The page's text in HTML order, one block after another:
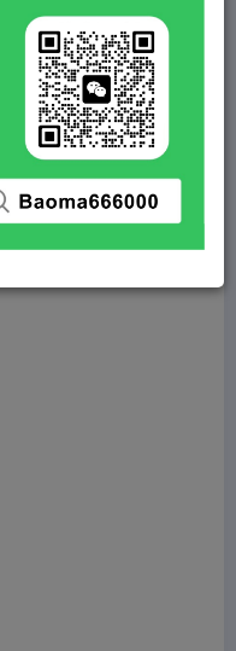
超级会员(永久VIP) 免费
站长QQ：1970819299